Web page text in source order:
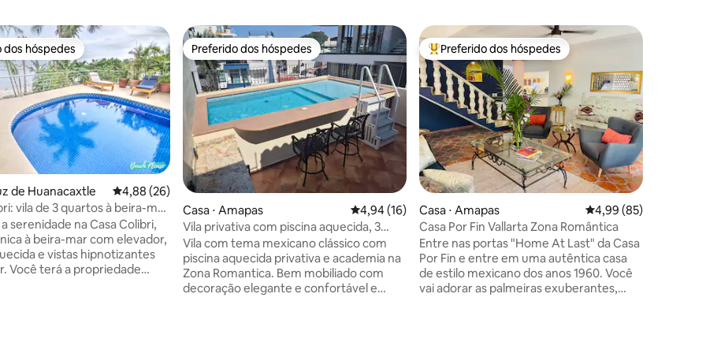
dos hóspedes
dos hóspedes
de Huanacaxtle 4,88 de uma avaliação média de 5, 26 avaliações
4,88 (26)
vila de 3 quartos à beira-mar
privativa
serenidade na Casa Colibri,
à beira-mar com elevador,
e vistas hipnotizantes
Você terá a propriedade
Preferido dos hóspedes
Preferido dos hóspedes
Casa ⋅ Amapas 4,94 de uma avaliação média de 5, 16 avaliações
4,94 (16)
Vila privativa com piscina aquecida, 3
quartos + loft
Vila com tema mexicano clássico com
piscina aquecida privativa e academia na
Zona Romantica. Bem mobiliado com
decoração elegante e confortável e
Entre os melhores preferidos dos hóspedes
Preferido dos hóspedes
Casa ⋅ Amapas 4,99 de uma
4,99 (85)
Casa Por Fin Vallarta Zona Romântica
Entre nas portas "Home At Last" da Casa
Por Fin e entre em uma autêntica casa
de estilo mexicano dos anos 1960. Você
vai adorar as palmeiras exuberantes,